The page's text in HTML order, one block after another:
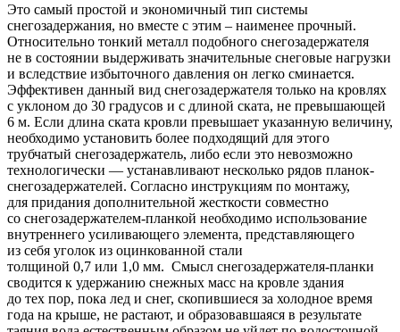
Это самый простой и экономичный тип системы
снегозадержания, но вместе с этим – наименее прочный.
Относительно тонкий металл подобного снегозадержателя
не в состоянии выдерживать значительные снеговые нагрузки
и вследствие избыточного давления он легко сминается.
Эффективен данный вид снегозадержателя только на кровлях
с уклоном до 30 градусов и с длиной ската, не превышающей
6 м. Если длина ската кровли превышает указанную величину,
необходимо установить более подходящий для этого
трубчатый снегозадержатель, либо если это невозможно
технологически — устанавливают несколько рядов планок-
снегозадержателей. Согласно инструкциям по монтажу,
для придания дополнительной жесткости совместно
со снегозадержателем-планкой необходимо использование
внутреннего усиливающего элемента, представляющего
из себя уголок из оцинкованной стали
толщиной 0,7 или 1,0 мм. Смысл снегозадержателя-планки
сводится к удержанию снежных масс на кровле здания
до тех пор, пока лед и снег, скопившиеся за холодное время
года на крыше, не растают, и образовавшаяся в результате